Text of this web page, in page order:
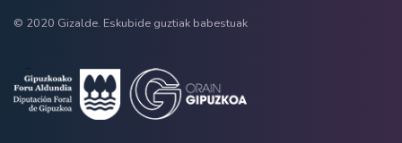
© 2020 Gizalde. Eskubide guztiak babestuak